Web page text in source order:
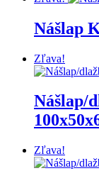
Nášlap
Zľava!
Nášlap/
Zľava!